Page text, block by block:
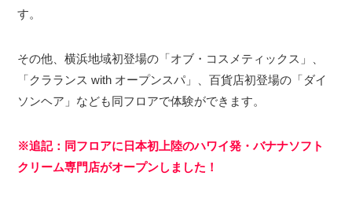
す。
その他、横浜地域初登場の「オブ・コスメティックス」、
「クラランス with オープンスパ」、百貨店初登場の「ダイ
ソンヘア」なども同フロアで体験ができます。
※追記：同フロアに日本初上陸のハワイ発・バナナソフト
クリーム専門店がオープンしました！